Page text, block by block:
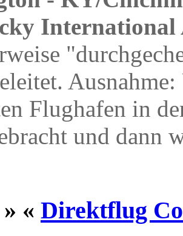
Flughafen in
und dann
» « Direktflug